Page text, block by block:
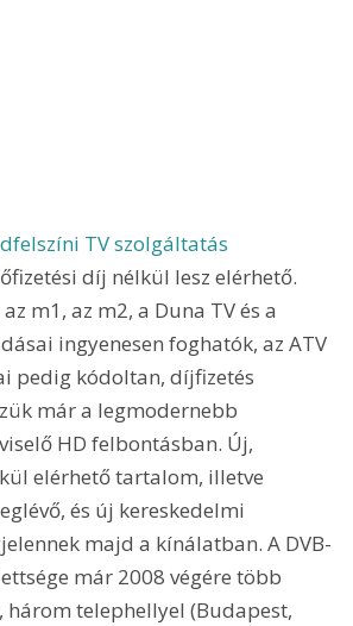
TV szolgáltatás
díj nélkül lesz elérhető.
m1, az m2, a Duna TV és a
ingyenesen foghatók, az ATV
pedig kódoltan, díjfizetés
már a legmodernebb
HD felbontásban. Új,
elérhető tartalom, illetve
és új kereskedelmi
majd a kínálatban. A DVB-
már 2008 végére több
három telephellyel (Budapest,